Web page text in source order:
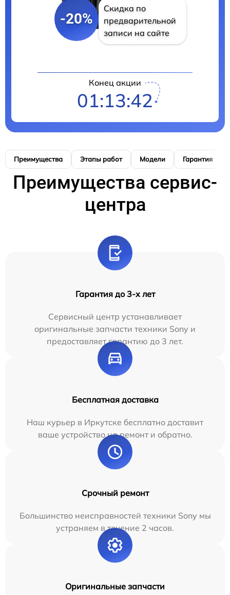
-20%
Скидка по
предварительной
записи на сайте
Конец акции
01:13:41
Преимущества Этапы работ Модели Гарантия
Преимущества сервис-
центра
Гарантия до 3-х лет
Сервисный центр устанавливает
оригинальные запчасти техники Sony и
предоставляет гарантию до 3 лет.
Бесплатная доставка
Наш курьер в Иркутске бесплатно доставит
ваше устройство на ремонт и обратно.
Срочный ремонт
Большинство неисправностей техники Sony мы
устраняем в течение 2 часов.
Оригинальные запчасти